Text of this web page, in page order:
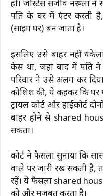
हो। जस्टिस संजीव नरूला ने
पति के घर में एंटर करती
(साझा घर) बन जाता है।
इसलिए उसे बाहर नहीं
केस था, जहां बाद में पति
परिवार ने उसे अलग कर
कोशिश की, ये कहकर कि घर
ट्रायल कोर्ट और हाईकोर्ट
बाहर होने से shared
सकता।
कोर्ट ने फैसला सुनाया कि
वाले पर जारी रख सकती है,
रहें। ये फैसला shared